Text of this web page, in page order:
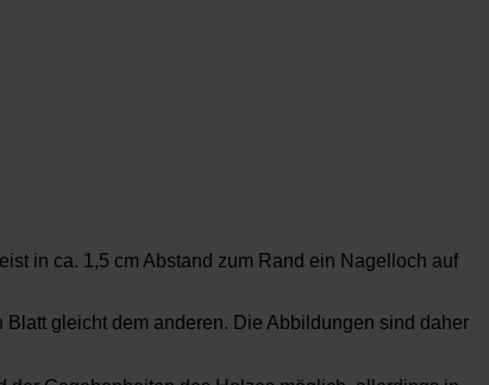
in ca. 1,5 cm Abstand zum Rand ein Nagelloch auf
gleicht dem anderen. Die Abbildungen sind daher